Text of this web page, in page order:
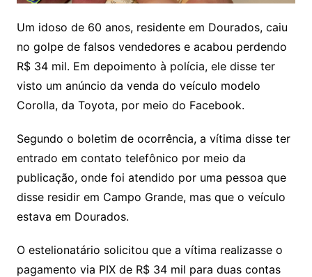
Um idoso de 60 anos, residente em Dourados, caiu
no golpe de falsos vendedores e acabou perdendo
R$ 34 mil. Em depoimento à polícia, ele disse ter
visto um anúncio da venda do veículo modelo
Corolla, da Toyota, por meio do Facebook.
Segundo o boletim de ocorrência, a vítima disse ter
entrado em contato telefônico por meio da
publicação, onde foi atendido por uma pessoa que
disse residir em Campo Grande, mas que o veículo
estava em Dourados.
O estelionatário solicitou que a vítima realizasse o
pagamento via PIX de R$ 34 mil para duas contas